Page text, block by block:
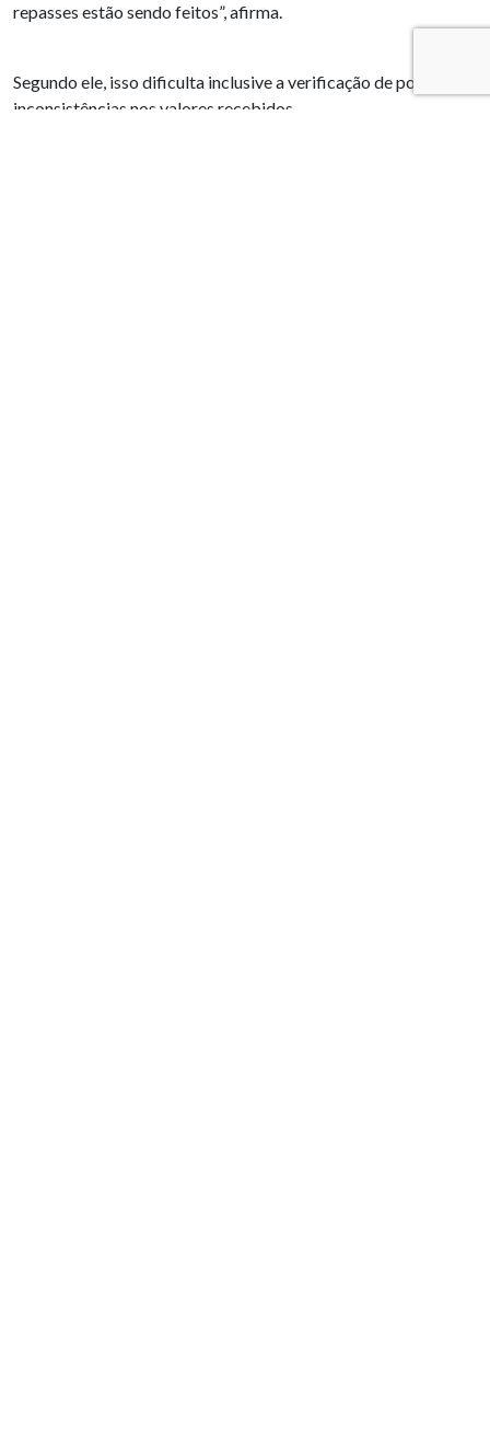
repasses estão sendo feitos”, afirma.
Segundo ele, isso dificulta inclusive a verificação de possíveis
inconsistências nos valores recebidos.